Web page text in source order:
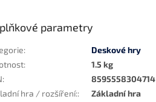
parametry
:
Deskové hry
:
1.5 kg
:
8595558304714
hra / rozšíření::
Základní hra